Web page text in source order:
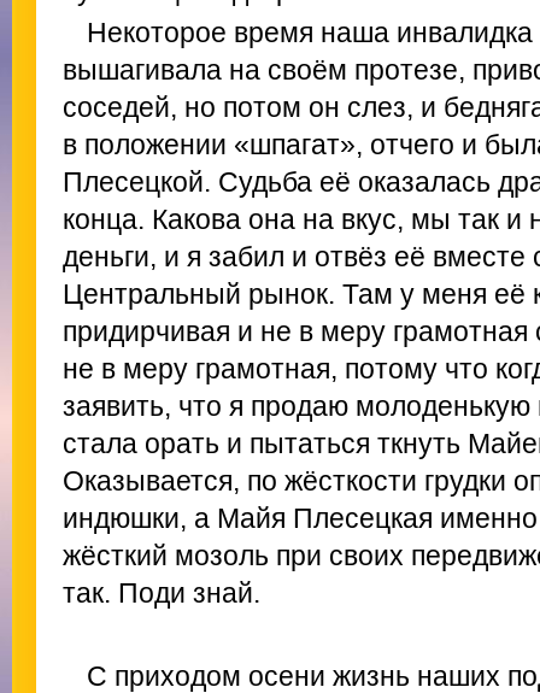
Некоторое время наша инвалидка
вышагивала на своём протезе,
соседей, но потом он слез, и
в положении «шпагат», отчего и
Плесецкой. Судьба её оказалась
конца. Какова она на вкус, мы так
деньги, и я забил и отвёз её вместе
Центральный рынок. Там у меня её
придирчивая и не в меру
не в меру грамотная, потому что
заявить, что я продаю
стала орать и пытаться ткнуть
Оказывается, по жёсткости грудки
индюшки, а Майя Плесецкая
жёсткий мозоль при своих
так. Поди знай.
С приходом осени жизнь наших